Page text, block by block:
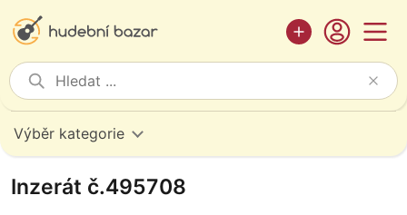
Výběr kategorie
Inzerát č.495708